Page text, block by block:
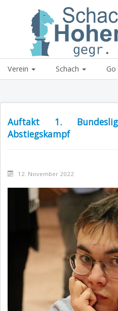
Schachklub
Verein Schach Go
Auftakt 1.
Abstiegskampf
12. November 2022